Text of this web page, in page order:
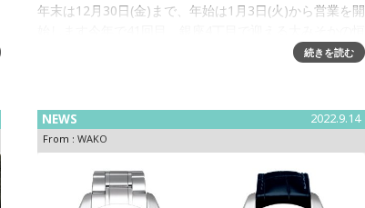
年末は12月30日(金)まで、年始は1月3日(火)から営業を開
例行事となった時計塔の「新年の鐘」。新しい年の始ま
続きを読む
NEWS 2022.9.14
From : WAKO